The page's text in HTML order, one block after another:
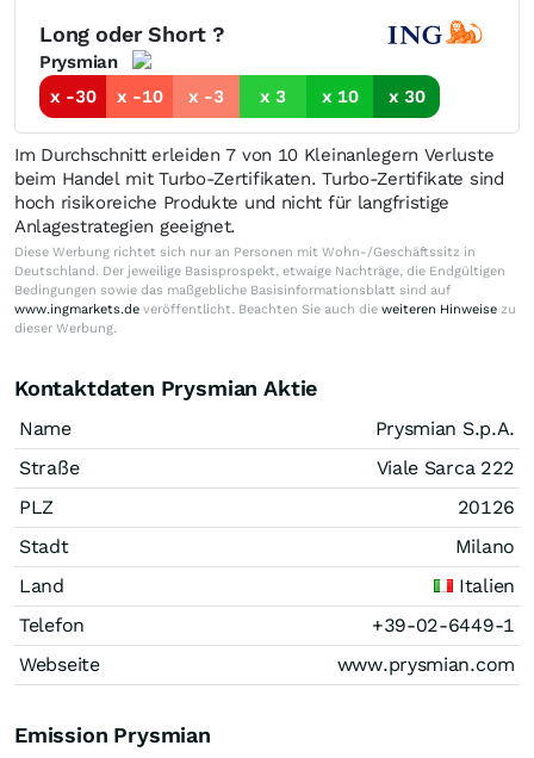
Long oder Short ?
Prysmian
x -30
x -10 x -3 x 3 x 10 x 30
Im Durchschnitt erleiden 7 von 10 Kleinanlegern Verluste
beim Handel mit Turbo-Zertifikaten. Turbo-Zertifikate sind
hoch risikoreiche Produkte und nicht für langfristige
Anlagestrategien geeignet.
Diese Werbung richtet sich nur an Personen mit Wohn-/Geschäftssitz in
Deutschland. Der jeweilige Basisprospekt, etwaige Nachträge, die Endgültigen
Bedingungen sowie das maßgebliche Basisinformationsblatt sind auf
www.ingmarkets.de veröffentlicht. Beachten Sie auch die weiteren Hinweise zu
dieser Werbung.
Kontaktdaten Prysmian Aktie
Name
Prysmian S.p.A.
Straße
Viale Sarca 222
PLZ
20126
Stadt
Milano
Land
Italien
Telefon
+39-02-6449-1
Webseite
www.prysmian.com
Emission Prysmian